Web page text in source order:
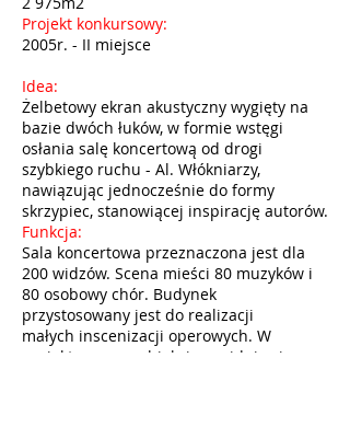
Projekt konkursowy:
2005r. - II miejsce
Idea:
Żelbetowy ekran akustyczny wygięty na
bazie dwóch łuków, w formie wstęgi
osłania salę koncertową od drogi
szybkiego ruchu - Al. Włókniarzy,
nawiązując jednocześnie do formy
skrzypiec, stanowiącej inspirację autorów.
Funkcja:
Sala koncertowa przeznaczona jest dla
200 widzów. Scena mieści 80 muzyków i
80 osobowy chór. Budynek
przystosowany jest do realizacji
małych inscenizacji operowych. W
projektowanym obiekcie znajdują się